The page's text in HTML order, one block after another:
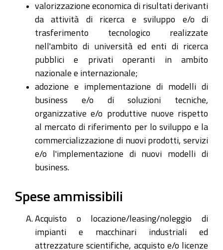
valorizzazione economica di risultati derivanti
da attività di ricerca e sviluppo e/o di
trasferimento tecnologico realizzate
nell'ambito di università ed enti di ricerca
pubblici e privati operanti in ambito
nazionale e internazionale;
adozione e implementazione di modelli di
business e/o di soluzioni tecniche,
organizzative e/o produttive nuove rispetto
al mercato di riferimento per lo sviluppo e la
commercializzazione di nuovi prodotti, servizi
e/o l'implementazione di nuovi modelli di
business.
Spese ammissibili
Acquisto o locazione/leasing/noleggio di
impianti e macchinari industriali ed
attrezzature scientifiche, acquisto e/o licenze